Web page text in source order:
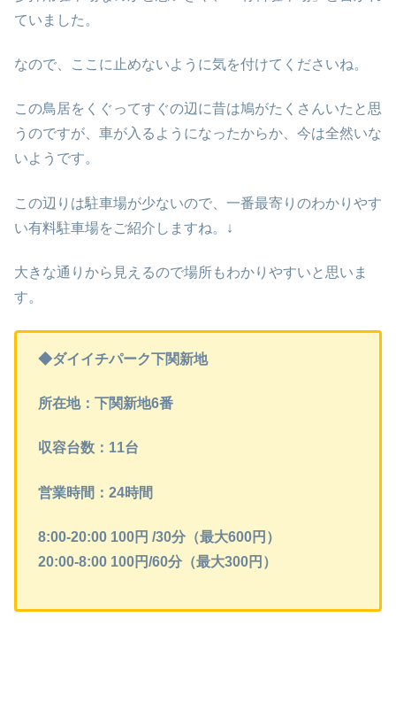
ていました。
なので、ここに止めないように気を付けてくださいね。
この鳥居をくぐってすぐの辺に昔は鳩がたくさんいたと思
うのですが、車が入るようになったからか、今は全然いな
いようです。
この辺りは駐車場が少ないので、一番最寄りのわかりやす
い有料駐車場をご紹介しますね。↓
大きな通りから見えるので場所もわかりやすいと思いま
す。
◆ダイイチパーク下関新地
所在地：下関新地6番
収容台数：11台
営業時間：24時間
8:00-20:00 100円 /30分（最大600円）
20:00-8:00 100円/60分（最大300円）